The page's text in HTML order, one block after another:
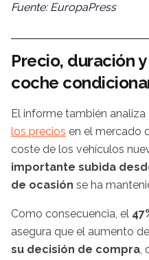
Fuente: EuropaPress
Precio, duración
coche
El informe también
los precios en el mercado
coste de los vehículos
importante subida
de ocasión se ha
Como consecuencia, el
asegura que el aumento
su decisión de compra,